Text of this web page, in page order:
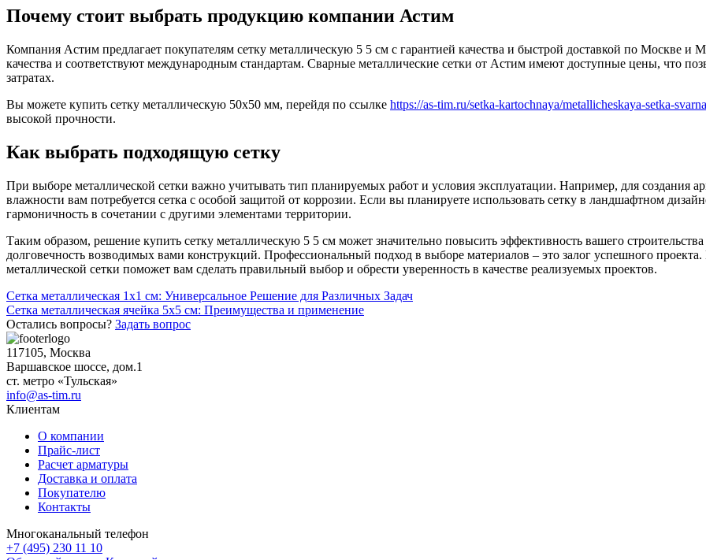
Почему стоит выбрать продукцию компании Астим
Компания Астим предлагает покупателям сетку металлическую 5 5 см с гарантией качества и быстрой доставкой по Москве и
качества и соответствуют международным стандартам. Сварные металлические сетки от Астим имеют доступные цены, что
затратах.
Вы можете купить сетку металлическую 50х50 мм, перейдя по ссылке https://as-tim.ru/setka-kartochnaya/metallicheskaya-setka-
высокой прочности.
Как выбрать подходящую сетку
При выборе металлической сетки важно учитывать тип планируемых работ и условия эксплуатации. Например, для создания
влажности вам потребуется сетка с особой защитой от коррозии. Если вы планируете использовать сетку в ландшафтном
гармоничность в сочетании с другими элементами территории.
Таким образом, решение купить сетку металлическую 5 5 см может значительно повысить эффективность вашего
долговечность возводимых вами конструкций. Профессиональный подход в выборе материалов – это залог успешного
металлической сетки поможет вам сделать правильный выбор и обрести уверенность в качестве реализуемых проектов.
Навигация
по
записям
Сетка металлическая 1х1 см: Универсальное Решение для Различных Задач
Сетка металлическая ячейка 5х5 см: Преимущества и применение
Остались вопросы? Задать вопрос
117105, Москва
Варшавское шоссе, дом.1
ст. метро «Тульская»
info@as-tim.ru
Клиентам
О компании
Прайс-лист
Расчет арматуры
Доставка и оплата
Покупателю
Контакты
Многоканальный телефон
+7 (495) 230 11 10